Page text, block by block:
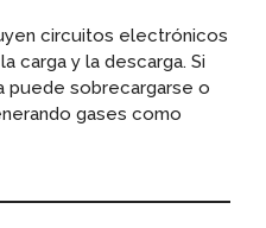
circuitos electrónicos
carga y la descarga. Si
puede sobrecargarse o
gases como